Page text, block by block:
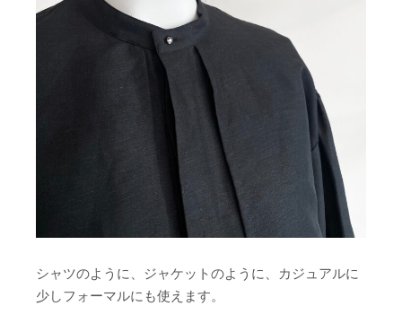
シャツのように、ジャケットのように、カジュアルに
少しフォーマルにも使えます。